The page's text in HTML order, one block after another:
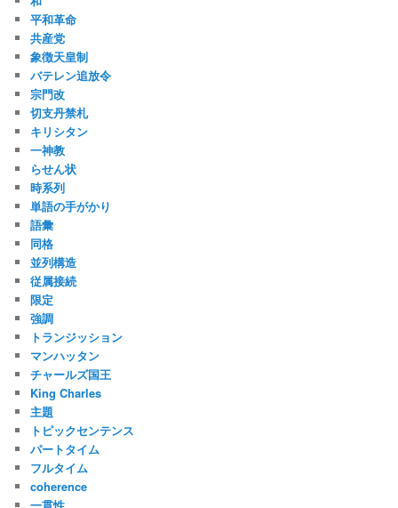
平和革命
共産党
象徴天皇制
バテレン追放令
宗門改
切支丹禁札
キリシタン
一神教
らせん状
時系列
単語の手がかり
語彙
同格
並列構造
従属接続
限定
強調
トランジッション
マンハッタン
チャールズ国王
King Charles
主題
トピックセンテンス
パートタイム
フルタイム
coherence